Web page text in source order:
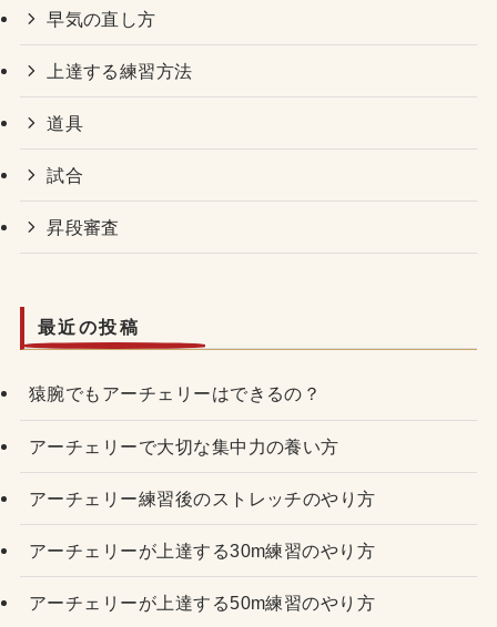
早気の直し方
上達する練習方法
道具
試合
昇段審査
最近の投稿
猿腕でもアーチェリーはできるの？
アーチェリーで大切な集中力の養い方
アーチェリー練習後のストレッチのやり方
アーチェリーが上達する30m練習のやり方
アーチェリーが上達する50m練習のやり方